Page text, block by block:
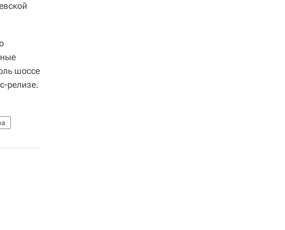
шоссе
релизе.